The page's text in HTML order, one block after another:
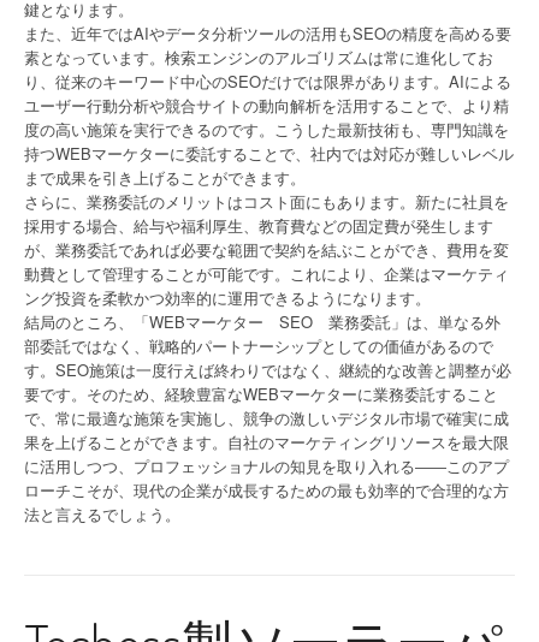
鍵となります。
また、近年ではAIやデータ分析ツールの活用もSEOの精度を高める要
素となっています。検索エンジンのアルゴリズムは常に進化してお
り、従来のキーワード中心のSEOだけでは限界があります。AIによる
ユーザー行動分析や競合サイトの動向解析を活用することで、より精
度の高い施策を実行できるのです。こうした最新技術も、専門知識を
持つWEBマーケターに委託することで、社内では対応が難しいレベル
まで成果を引き上げることができます。
さらに、業務委託のメリットはコスト面にもあります。新たに社員を
採用する場合、給与や福利厚生、教育費などの固定費が発生します
が、業務委託であれば必要な範囲で契約を結ぶことができ、費用を変
動費として管理することが可能です。これにより、企業はマーケティ
ング投資を柔軟かつ効率的に運用できるようになります。
結局のところ、「WEBマーケター SEO 業務委託」は、単なる外
部委託ではなく、戦略的パートナーシップとしての価値があるので
す。SEO施策は一度行えば終わりではなく、継続的な改善と調整が必
要です。そのため、経験豊富なWEBマーケターに業務委託すること
で、常に最適な施策を実施し、競争の激しいデジタル市場で確実に成
果を上げることができます。自社のマーケティングリソースを最大限
に活用しつつ、プロフェッショナルの知見を取り入れる――このアプ
ローチこそが、現代の企業が成長するための最も効率的で合理的な方
法と言えるでしょう。